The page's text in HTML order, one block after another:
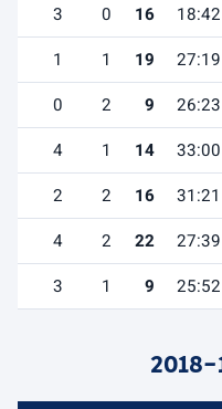
18:42
16
0
3
27:19
19
1
1
26:23
9
2
0
33:00
14
1
4
31:21
16
2
2
27:39
22
2
4
25:52
9
1
3